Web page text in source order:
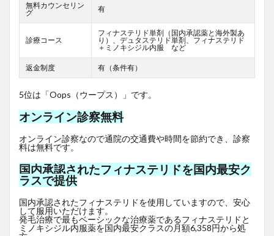
無料カウンセリン
グ
有
診療コース
フィナステリド単剤（国内承認薬と海外製あ
り）、デュタステリド単剤、フィナステリド
＋ミノキシジル内服 など
返金制度 有（条件有）
5位は「Oops（ウープス）」です。
オンライン診察無料
オンライン診察なので通院の交通費や時間を節約でき、診察
料は無料です。
国内承認されたフィナステリドを国内最安ク
ラスで提供
国内承認されたフィナステリドを使用していますので、安心
して服用いただけます。
発毛治療で最もベーシックな治療薬であるフィナステリドと
ミノキシジル内服薬を国内最安クラスの月額6,358円から処